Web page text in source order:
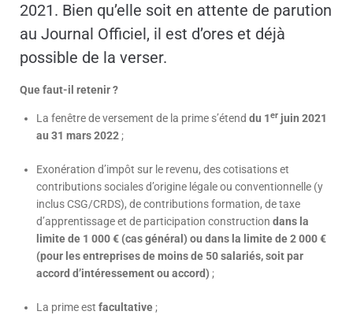
2021. Bien qu’elle soit en attente de parution
au Journal Officiel, il est d’ores et déjà
possible de la verser.
Que faut-il retenir ?
La fenêtre de versement de la prime s’étend du 1er juin 2021
au 31 mars 2022 ;
Exonération d’impôt sur le revenu, des cotisations et
contributions sociales d’origine légale ou conventionnelle (y
inclus CSG/CRDS), de contributions formation, de taxe
d’apprentissage et de participation construction dans la
limite de 1 000 € (cas général) ou dans la limite de 2 000 €
(pour les entreprises de moins de 50 salariés, soit par
accord d’intéressement ou accord) ;
La prime est facultative ;